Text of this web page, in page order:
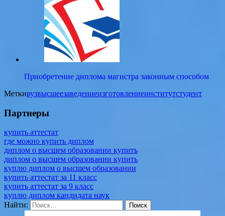
Приобретение диплома магистра законным способом
Меткивузвысшеезаведениеизготовлениеинститутстудент
Партнеры
купить аттестат
где можно купить диплом
диплом о высшем образовании купить
диплом о высшем образовании купить
куплю диплом о высшем образовании
купить аттестат за 11 класс
купить аттестат за 9 класс
куплю диплом кандидата наук
Найти: